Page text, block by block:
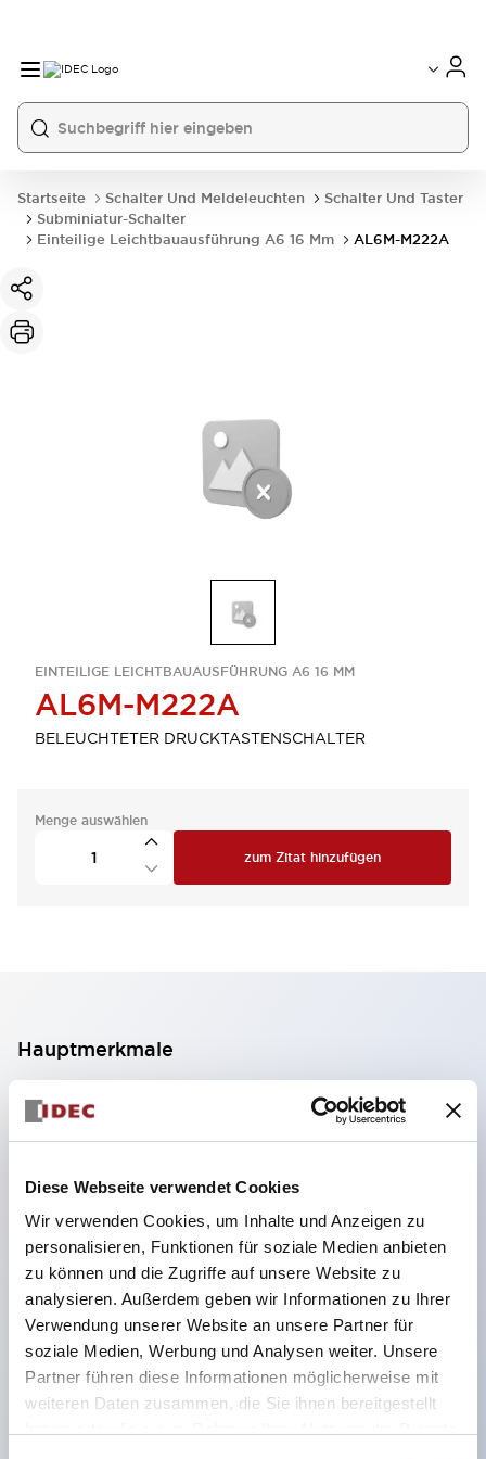
Diese Webseite verwendet Cookies
Wir verwenden Cookies, um Inhalte und Anzeigen zu
personalisieren, Funktionen für soziale Medien anbieten
zu können und die Zugriffe auf unsere Website zu
analysieren. Außerdem geben wir Informationen zu Ihrer
Verwendung unserer Website an unsere Partner für
soziale Medien, Werbung und Analysen weiter. Unsere
Partner führen diese Informationen möglicherweise mit
weiteren Daten zusammen, die Sie ihnen bereitgestellt
Startseite Schalter Und Meldeleuchten
Schalter Und Taster
Subminiatur-Schalter
Einteilige Leichtbauausführung A6 16 Mm
AL6M-M222A
EINTEILIGE LEICHTBAUAUSFÜHRUNG A6 16 MM
AL6M-M222A
BELEUCHTETER DRUCKTASTENSCHALTER
Menge auswählen
zum Zitat hinzufügen
Hauptmerkmale
Geeignet für ein breites Anwendungsspektrum
von der Konsumelektronik bis zum FA-Bereich
Schutzarten IP40 und IP65 vollständig verfügbar
(IEC 60529)
UL- und CSA-zertifiziert. Entspricht EN (Europa)
Normen. CCC-zertifiziert (außer Anzeigeleuchten).
Mit speziellem Zubehör leicht auf Φ22 Flash-
Silhouette umstellbar